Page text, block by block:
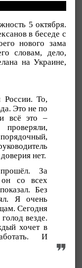
5 октября.
в беседе с
нового зама
словам, дело,
на Украине,
России. То,
Это не по
всё это –
нет.
За
со всех
Без
Я очень
Сегодня
везде.
хочет в
И